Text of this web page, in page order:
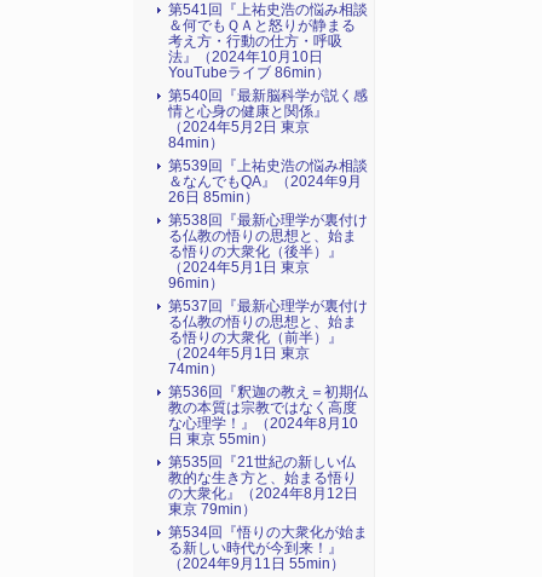
第541回『上祐史浩の悩み相談
＆何でもＱＡと怒りが静まる
考え方・行動の仕方・呼吸
法』（2024年10月10日
YouTubeライブ 86min）
第540回『最新脳科学が説く感
情と心身の健康と関係』
（2024年5月2日 東京
84min）
第539回『上祐史浩の悩み相談
＆なんでもQA』（2024年9月
26日 85min）
第538回『最新心理学が裏付け
る仏教の悟りの思想と、始ま
る悟りの大衆化（後半）』
（2024年5月1日 東京
96min）
第537回『最新心理学が裏付け
る仏教の悟りの思想と、始ま
る悟りの大衆化（前半）』
（2024年5月1日 東京
74min）
第536回『釈迦の教え＝初期仏
教の本質は宗教ではなく高度
な心理学！』（2024年8月10
日 東京 55min）
第535回『21世紀の新しい仏
教的な生き方と、始まる悟り
の大衆化』（2024年8月12日
東京 79min）
第534回『悟りの大衆化が始ま
る新しい時代が今到来！』
（2024年9月11日 55min）